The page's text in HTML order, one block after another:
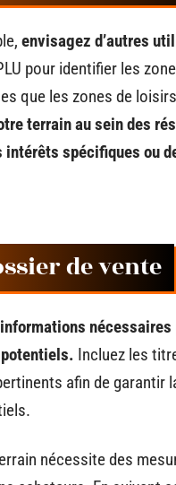
envisagez d’autres
pour identifier les
que les zones de
terrain au sein des
intérêts spécifiques ou
de vente
Incluez les
afin de garantir
nécessite des